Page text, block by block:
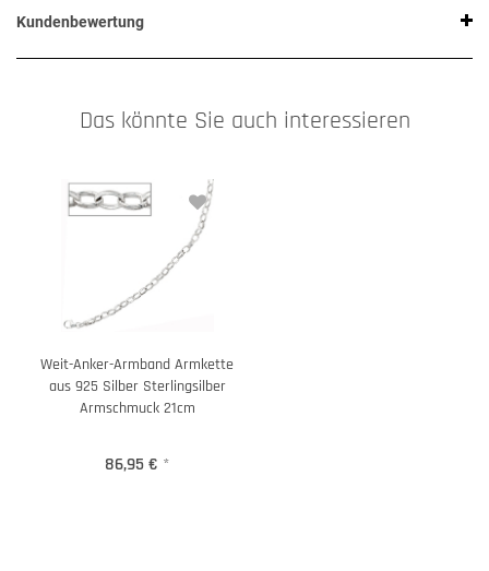
Kundenbewertung
Das könnte Sie auch interessieren
Weit-Anker-Armband Armkette
aus 925 Silber Sterlingsilber
Armschmuck 21cm
86,95 € *